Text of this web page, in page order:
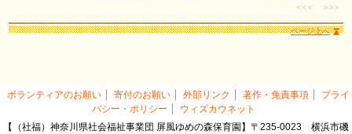
<<<
>>>
ページ上へ
ボランティアのお願い 寄付のお願い 外部リンク 著作・免責事項
プライ
バシー・ポリシー
ウィズカウネット
【（社福）神奈川県社会福祉事業団 屏風ゆめの森保育園】〒235-0023 横浜市磯